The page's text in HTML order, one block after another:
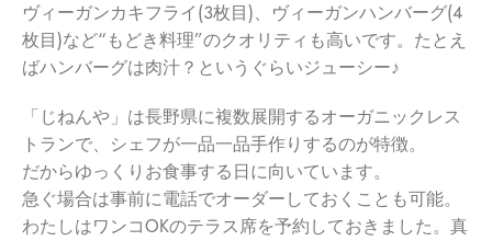
ヴィーガンカキフライ(３枚目)、ヴィーガンハンバーグ(４
枚目)など“もどき料理”のクオリティも高いです。たとえ
ばハンバーグは肉汁？というぐらいジューシー♪
「じねんや」は長野県に複数展開するオーガニックレス
トランで、シェフが一品一品手作りするのが特徴。
だからゆっくりお食事する日に向いています。
急ぐ場合は事前に電話でオーダーしておくことも可能。
わたしはワンコOKのテラス席を予約しておきました。真